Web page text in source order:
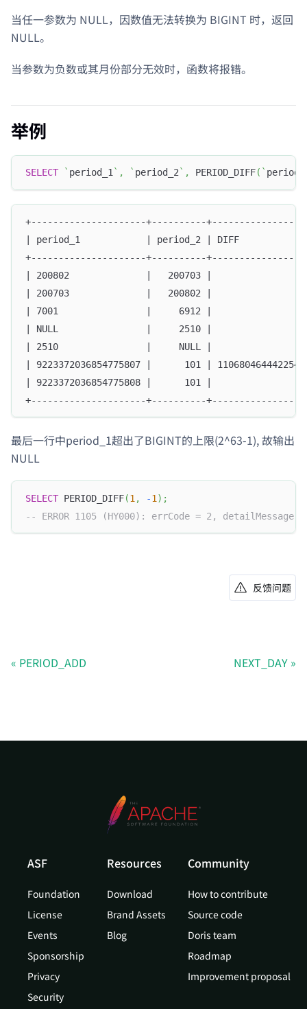
当任一参数为 NULL，因数值无法转换为 BIGINT 时，返回
NULL。
当参数为负数或其月份部分无效时，函数将报错。
举例
SELECT ` period_1` , ` period_2` , PERIOD_DIFF( `
+---------------------+----------
| period_1            | period_2 | DIFF
+---------------------+----------
| 200802              |   200703 |
| 200703              |   200802 |
| 7001                |     6912 |               -
| NULL                |     2510 |
| 2510                |     NULL |
| 9223372036854775807 |      101 |
| 9223372036854775808 |      101 |
+---------------------+----------
最后一行中period_1超出了BIGINT的上限(2^63-1), 故输出
NULL
SELECT PERIOD_DIFF(1 , -1 ) ;
-- ERROR 1105 (HY000): errCode = 2,
反馈问题
PERIOD_ADD NEXT_DAY
ASF
Foundation
License
Events
Sponsorship
Privacy
Security
Resources
Download
Brand Assets
Blog
Community
How to contribute
Source code
Doris team
Roadmap
Improvement proposal